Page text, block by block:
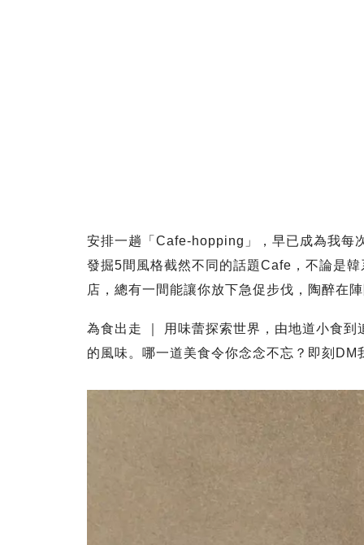
安排一趟「Cafe-hopping」，早已成為我每
發掘5間風格截然不同的話題Cafe，不論是
店，總有一間能讓你放下急促步伐，陶醉在
為食出走 ｜ 用味蕾探索世界，由地道小食
的風味。哪一道美食令你念念不忘？即刻DM